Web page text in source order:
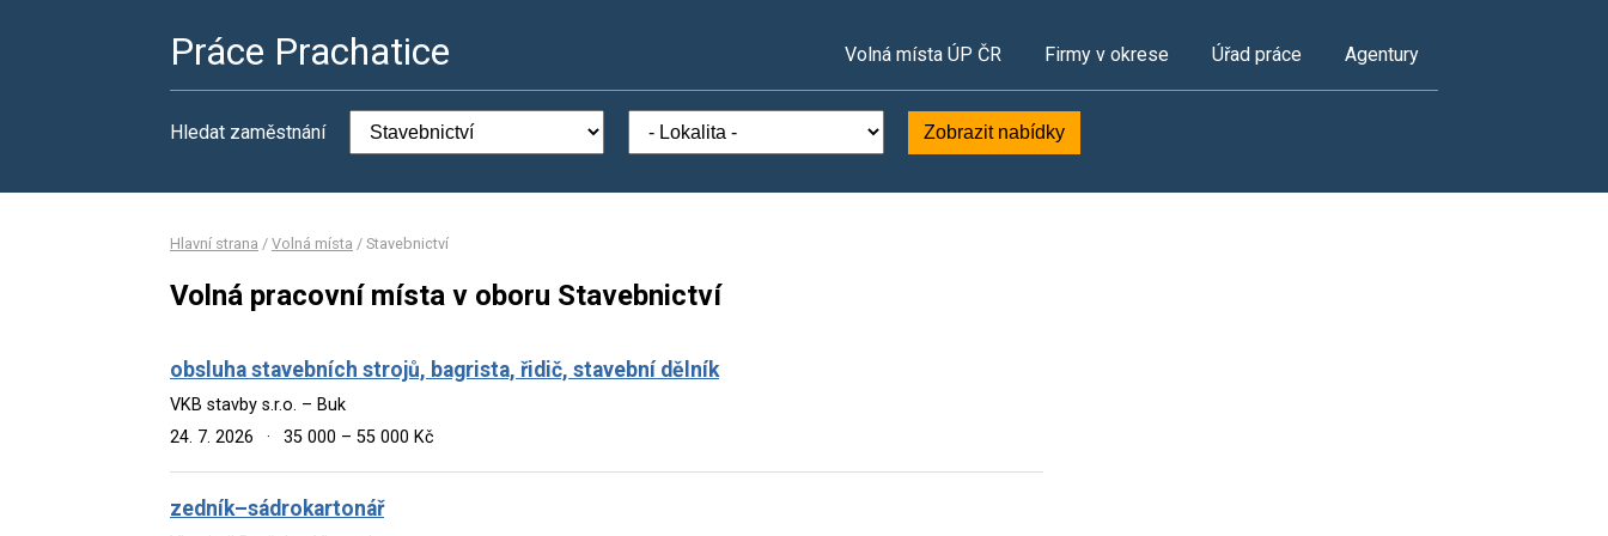
Práce Prachatice Volná místa ÚP ČR Firmy v okrese Úřad práce Agentury
Hledat zaměstnání Zobrazit nabídky
Hlavní strana / Volná místa / Stavebnictví
Volná pracovní místa v oboru Stavebnictví
obsluha stavebních strojů, bagrista, řidič, stavební dělník
VKB stavby s.r.o. – Buk
24. 7. 2026
· 35 000 – 55 000 Kč
zedník–sádrokartonář